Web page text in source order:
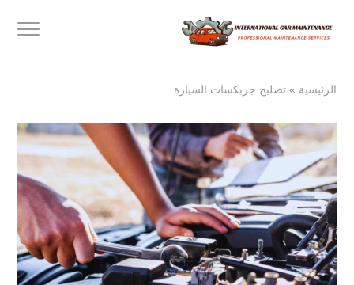
الرئيسية » تصليح جربكسات السيارة